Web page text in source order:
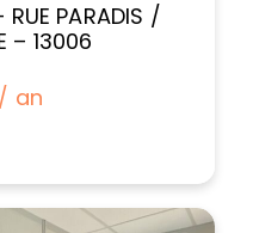
RUE PARADIS /
– 13006
an